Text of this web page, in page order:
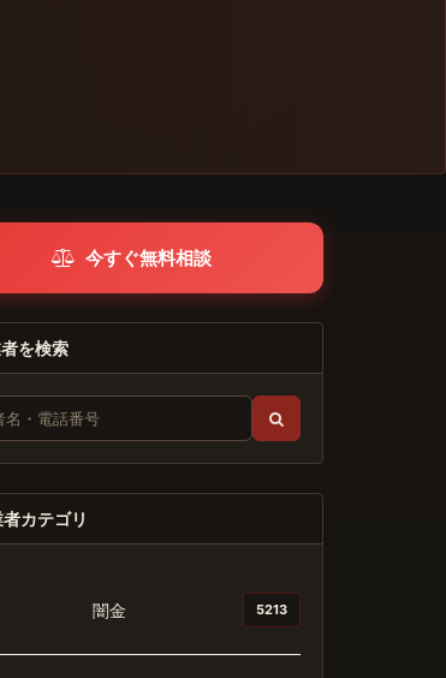
今すぐ無料相談
を検索
カテゴリ
闇金 5213